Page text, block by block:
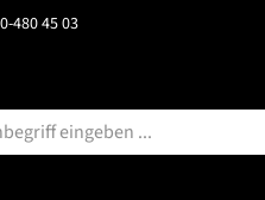
480 45 03